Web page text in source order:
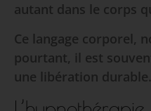
autant dans le corps
Ce langage corporel,
pourtant, il est
une libération durable.